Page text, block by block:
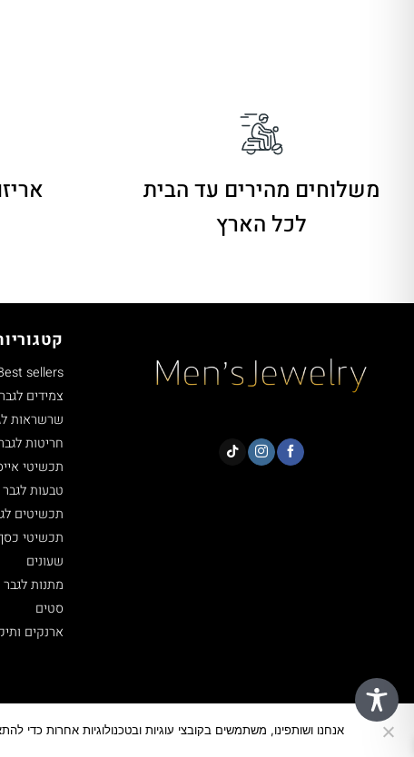
משלוחים מהירים עד הבית
לכל הארץ
sellers
צמידים לגבר
שרשראות
חריטות
תכשיטי
טבעות לגבר
תכשיטים
תכשיטי כסף
שעונים
מתנות לגבר
סטים
ארנקים
אנחנו ושותפינו, משתמשים בקובצי עוגיות ובטכנולוגיות אחרות